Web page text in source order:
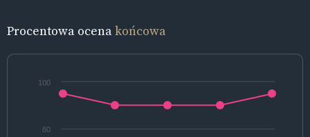
Procentowa ocenakońcowa
80
100